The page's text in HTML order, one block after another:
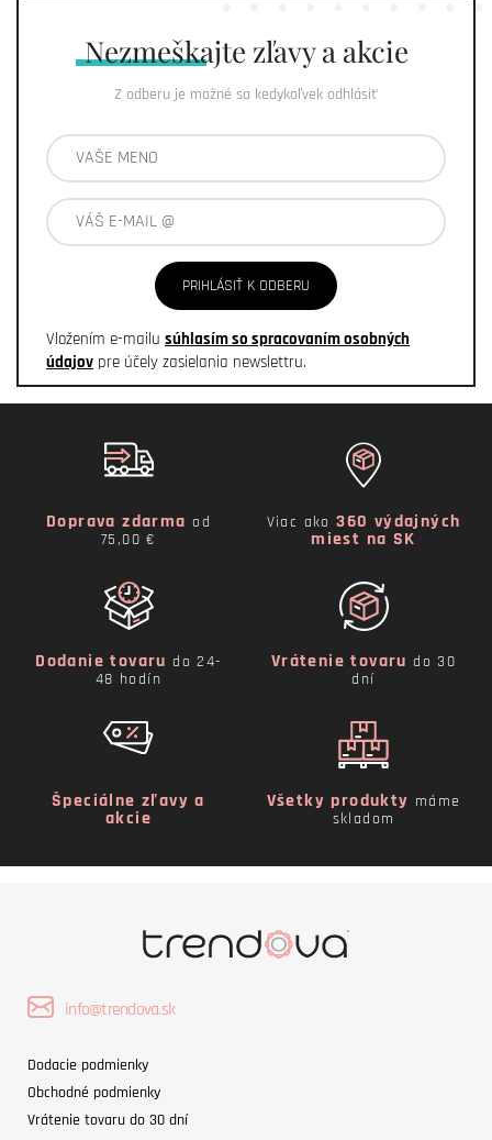
Nezmeškajte zľavy a akcie
Z odberu je možné sa kedykoľvek odhlásiť
PRIHLÁSIŤ K ODBERU
Vložením e-mailu súhlasím so spracovaním osobných
údajov pre účely zasielania newslettru.
Doprava zdarma od
75,00 €
Viac ako360 výdajných
miest na SK
Dodanie tovaru do 24-
48 hodín
Vrátenie tovaru do 30
dní
Špeciálne zľavy a
akcie
Všetky produkty máme
skladom
info@trendova.sk
Dodacie podmienky
Obchodné podmienky
Vrátenie tovaru do 30 dní